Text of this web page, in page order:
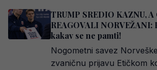
TRUMP SREDIO KAZNU, A
REAGOVALI NORVEŽANI:
kakav se ne pamti!
Nogometni savez
zvaničnu prijavu Etičkom